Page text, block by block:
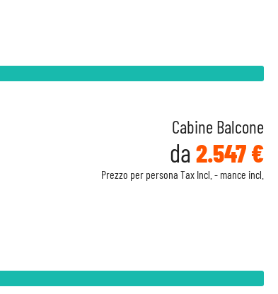
Cabine Balcone
da 2.547 €
Prezzo per persona Tax Incl. - mance incl.